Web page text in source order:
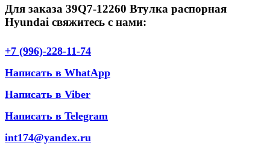
Для заказа 39Q7-12260 Втулка распорная
Hyundai свяжитесь с нами:
+7 (996)-228-11-74
Написать в WhatApp
Написать в Viber
Написать в Telegram
int174@yandex.ru